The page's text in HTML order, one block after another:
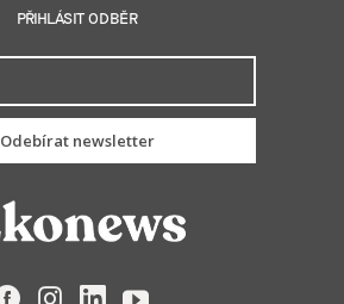
PŘIHLÁSIT ODBĚR
Odebírat newsletter
FacebookInstagramLinkedIn